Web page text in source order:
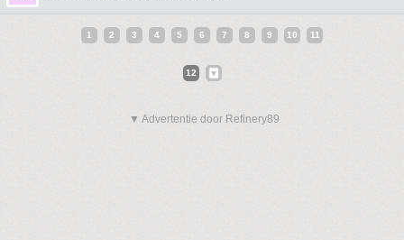
1 2 3 4 5 6 7 8 9 10 11
12
▼ Advertentie door Refinery89